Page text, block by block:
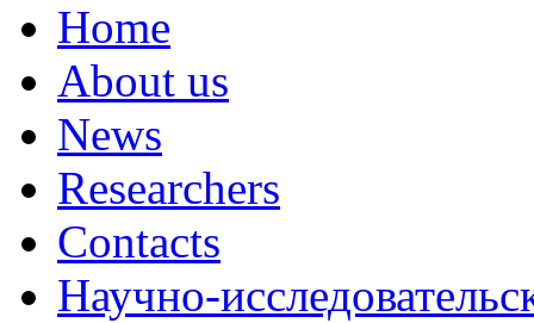
Home
About us
News
Researchers
Contacts
Научно-